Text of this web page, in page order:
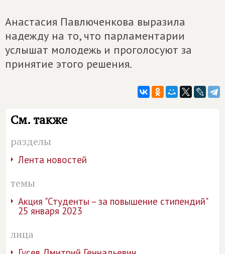
Анастасия Павлюченкова выразила
надежду на то, что парламентарии
услышат молодежь и проголосуют за
принятие этого решения.
См. также
разделы
Лента новостей
темы
Акция "Студенты – за повышение стипендий"
25 января 2023
лица